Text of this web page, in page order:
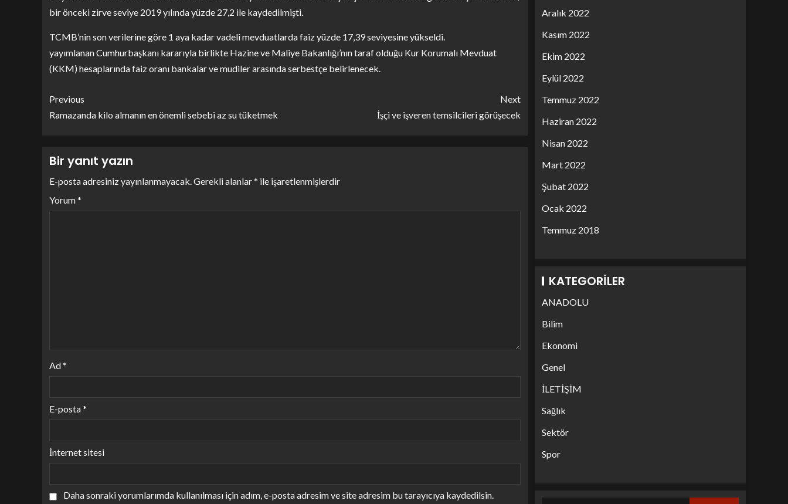
bir önceki zirve seviye 2019 yılında yüzde 27,2 ile kaydedilmişti.
TCMB’nin son verilerine göre 1 aya kadar vadeli mevduatlarda faiz yüzde 17,39 seviyesine yükseldi.
yayımlanan Cumhurbaşkanı kararıyla birlikte Hazine ve Maliye Bakanlığı’nın taraf olduğu Kur Korumalı Mevduat
(KKM) hesaplarında faiz oranı bankalar ve mudiler arasında serbestçe belirlenecek.
Previous
Ramazanda kilo almanın en önemli sebebi az su tüketmek
Next
İşçi ve işveren temsilcileri görüşecek
Bir yanıt yazın
E-posta adresiniz yayınlanmayacak.Gerekli alanlar* ile işaretlenmişlerdir
Yorum*
Ad*
E-posta*
İnternet sitesi
Daha sonraki yorumlarımda kullanılması için adım, e-posta adresim ve site adresim bu tarayıcıya kaydedilsin.
Aralık 2022
Kasım 2022
Ekim 2022
Eylül 2022
Temmuz 2022
Haziran 2022
Nisan 2022
Mart 2022
Şubat 2022
Ocak 2022
Temmuz 2018
KATEGORILER
ANADOLU
Bilim
Ekonomi
Genel
İLETİŞİM
Sağlık
Sektör
Spor